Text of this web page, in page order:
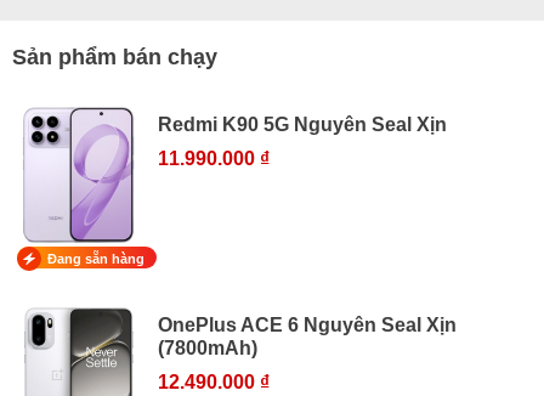
Sản phẩm bán chạy
Redmi K90 5G Nguyên Seal Xịn
11.990.000 ₫
Đang sẵn hàng
OnePlus ACE 6 Nguyên Seal Xịn
(7800mAh)
12.490.000 ₫